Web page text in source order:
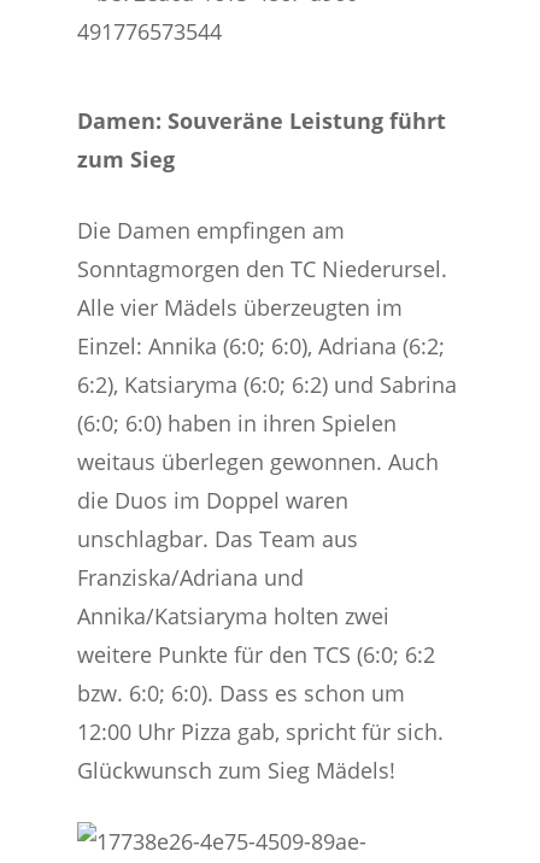
Damen: Souveräne Leistung führt
zum Sieg
Die Damen empfingen am
Sonntagmorgen den TC Niederursel.
Alle vier Mädels überzeugten im
Einzel: Annika (6:0; 6:0), Adriana (6:2;
6:2), Katsiaryma (6:0; 6:2) und Sabrina
(6:0; 6:0) haben in ihren Spielen
weitaus überlegen gewonnen. Auch
die Duos im Doppel waren
unschlagbar. Das Team aus
Franziska/Adriana und
Annika/Katsiaryma holten zwei
weitere Punkte für den TCS (6:0; 6:2
bzw. 6:0; 6:0). Dass es schon um
12:00 Uhr Pizza gab, spricht für sich.
Glückwunsch zum Sieg Mädels!